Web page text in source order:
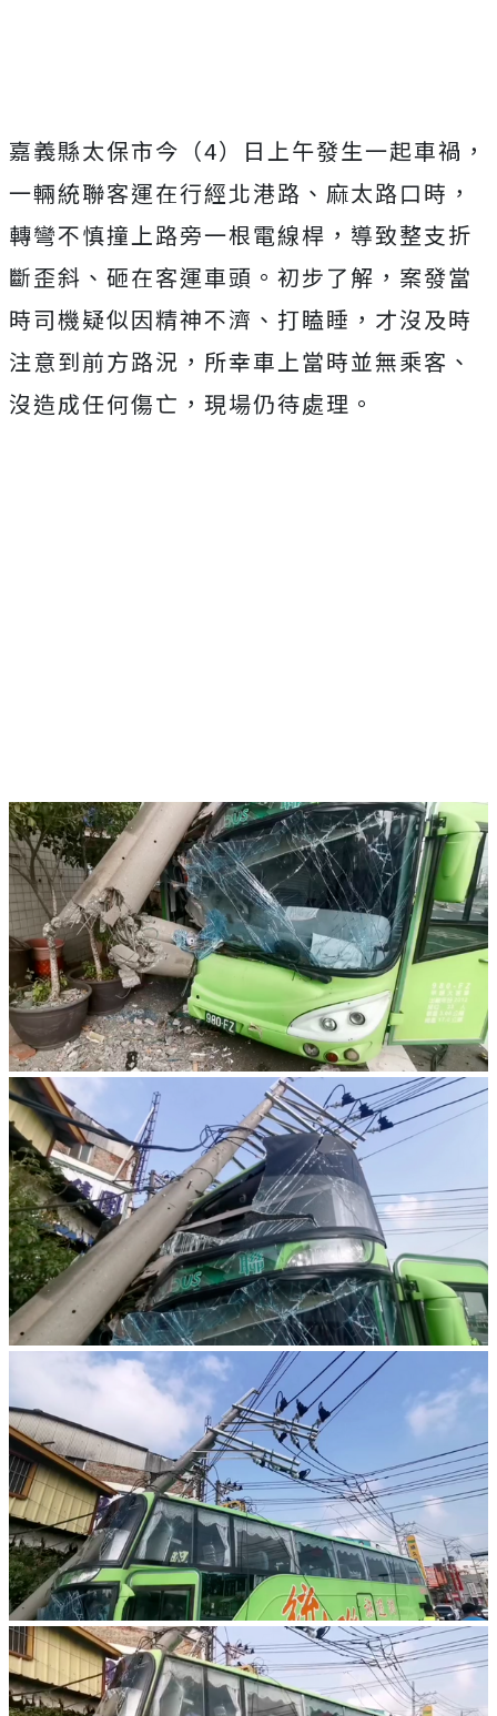
嘉義縣太保市今（4）日上午發生一起車禍，
一輛統聯客運在行經北港路、麻太路口時，
轉彎不慎撞上路旁一根電線桿，導致整支折
斷歪斜、砸在客運車頭。初步了解，案發當
時司機疑似因精神不濟、打瞌睡，才沒及時
注意到前方路況，所幸車上當時並無乘客、
沒造成任何傷亡，現場仍待處理。